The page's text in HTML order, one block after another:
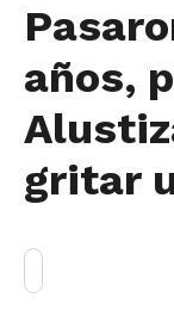
años,
gritar